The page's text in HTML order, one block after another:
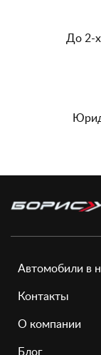
До 2-х
Автомобили в
Контакты
О компании
Блог